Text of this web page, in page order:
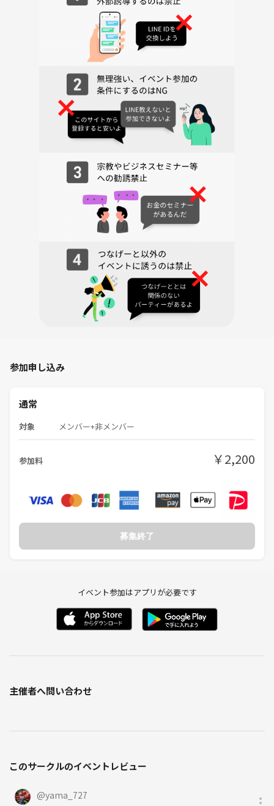
③2時間30分楽しい時間を過ごせて、お友達もたくさんできます😇
※レンタル費、つなげーと管理費8%、振込手数料込み
【持込む物・持ってきてもらう物】
自分が飲むお酒・食べ物🍔🧋
※瓶は割れると危ないので持ち込まないで下さい。
※テレビ、ゲーム、ボードゲーム、電気ケトル、電子レンジ、冷蔵庫等
【✨🍻🎶２次会✨🍻🎶】
新しい場所なので考え中です🙄
できれば仲良くなった方々で２次会できたらと考えてはおります✌️
アニメ好きな友達を増やす飲み会イベントをやります🎵
みんなでご飯を持ち寄って飲み会イベントやりましょう(*^_^*)
アニメという共通の話題で盛り上がれる友達を探しませんか❔
当サークルは、アニメの話題を通して、みんなで『思い出』と『友達』
ぜひ、ご一緒いただけますと嬉しいです🎵
https://tunagate.com/circle/23343/events
【注意事項（必ずお読みください）】
●仕事、宗教、政治活動、その他勧誘行為、サークル勧誘行為の禁止。
●安全上車の送迎などの禁止 基本的に電車移動。
●他の参加者に対しての迷惑行為・誹謗中傷や喧嘩。
参加者からの苦情が2件来た時点で強制退会となります。
●ドタキャンは大丈夫ですが、次回また来ていただけると嬉しいです。
●当サークルで起きた事件、事故、不利益などは一切責任を負いません
もし少しでも同意できない場合他サークルへご参加下さい。
ルールやマナーを守って楽しく遊びましょう(*^^*)
当サークルは、思い出と友達を作るサークルとして2012年から活動して
イベント参加者全員に、趣味が合い、話の盛り上がる生涯の友達が出来
たらと思い活動を継続しております。
参加申し込み
通常
対象 メンバー+非メンバー
参加料 ￥2,200
募集終了
イベント参加はアプリが必要です
主催者へ問い合わせ
このサークルのイベントレビュー
@yama_727